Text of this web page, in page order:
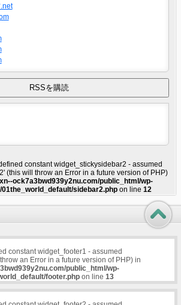
constant widget_stickysidebar2 - assumed
(this will throw an Error in a future version of PHP)
ock7a3bwd939y2nu.com/public_html/wp-
sidebar2.phpon line 12
constant widget_footer1 - assumed
an Error in a future version of PHP) in
public_html/wp-
footer.phpon line 13